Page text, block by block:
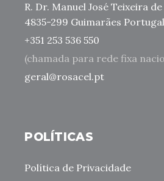
R. Dr. Manuel José Teixeira
4835-299 Guimarães Portugal
+351 253 536 550
(chamada para rede fixa
geral@rosacel.pt
POLÍTICAS
Política de Privacidade